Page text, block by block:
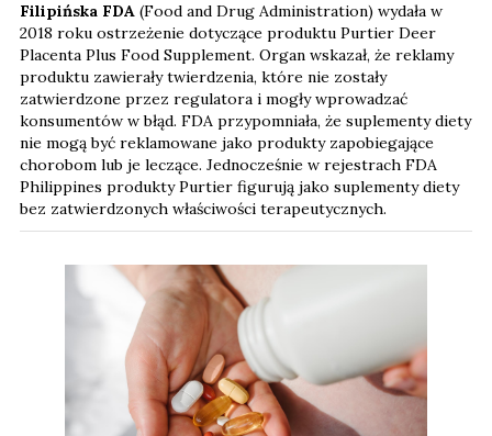
Filipińska FDA (Food and Drug Administration) wydała w
2018 roku ostrzeżenie dotyczące produktu Purtier Deer
Placenta Plus Food Supplement. Organ wskazał, że reklamy
produktu zawierały twierdzenia, które nie zostały
zatwierdzone przez regulatora i mogły wprowadzać
konsumentów w błąd. FDA przypomniała, że suplementy diety
nie mogą być reklamowane jako produkty zapobiegające
chorobom lub je leczące. Jednocześnie w rejestrach FDA
Philippines produkty Purtier figurują jako suplementy diety
bez zatwierdzonych właściwości terapeutycznych.